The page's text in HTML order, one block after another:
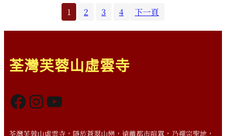
1 2 3 4 下一頁
荃灣芙蓉山虛雲寺
Facebook InstagramYouTube
荃灣芙蓉山虛雲寺，隱於蒼翠山巒，遠離都市喧囂，乃禪宗聖地，